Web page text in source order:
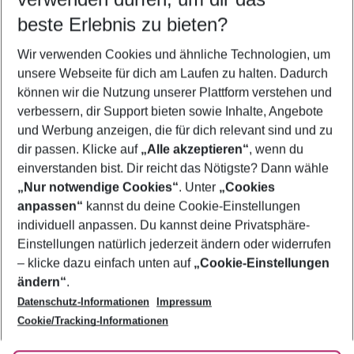
5-8 Nächte
2 Erwachsene Keine Kinder
Mehr Filter anzeigen
Footer
Footer navigation
Über uns
AGB
Bestpreisgarantie
Cookie-Einstellungen ändern
Cookie-Richtlinie
Agenturbetreuung
Barrierefreies Reisen
Folge uns
beste Erlebnis zu bieten?
Wir verwenden Cookies und ähnliche Technologien, um
unsere Webseite für dich am Laufen zu halten. Dadurch
können wir die Nutzung unserer Plattform verstehen und
verbessern, dir Support bieten sowie Inhalte, Angebote
und Werbung anzeigen, die für dich relevant sind und zu
dir passen. Klicke auf „Alle akzeptieren“, wenn du
einverstanden bist. Dir reicht das Nötigste? Dann wähle
„Nur notwendige Cookies“. Unter „Cookies
anpassen“ kannst du deine Cookie-Einstellungen
individuell anpassen. Du kannst deine Privatsphäre-
Einstellungen natürlich jederzeit ändern oder widerrufen
– klicke dazu einfach unten auf „Cookie-Einstellungen
ändern“.
Datenschutz-Informationen
Impressum
Cookie/Tracking-Informationen